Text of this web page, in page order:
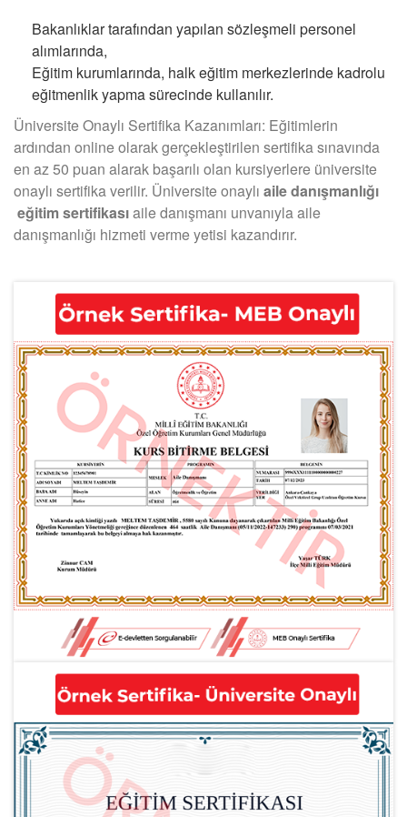
Bakanlıklar tarafından yapılan sözleşmeli personel
alımlarında,
Eğitim kurumlarında, halk eğitim merkezlerinde kadrolu
eğitmenlik yapma sürecinde kullanılır.
Üniversite Onaylı Sertifika Kazanımları: Eğitimlerin
ardından online olarak gerçekleştirilen sertifika sınavında
en az 50 puan alarak başarılı olan kursiyerlere üniversite
onaylı sertifika verilir. Üniversite onaylı aile danışmanlığı
eğitim sertifikasıaile danışmanı unvanıyla aile
danışmanlığı hizmeti verme yetisi kazandırır.